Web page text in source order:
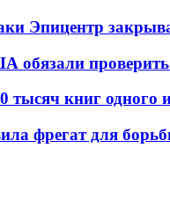
Эпицентр
книг одного
фрегат для